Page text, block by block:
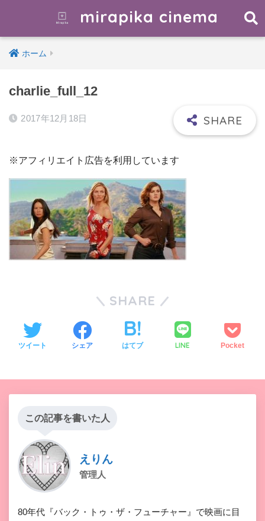
mirapika cinema
ホーム
charlie_full_12
2017年12月18日
※アフィリエイト広告を利用しています
SHARE
ツイート シェア はてブ LINE Pocket
この記事を書いた人
えりん
管理人
80年代『バック・トゥ・ザ・フューチャー』で映画に目